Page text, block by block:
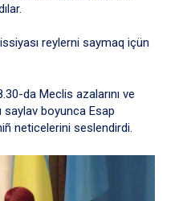
reylerni saymaq içün
da Meclis azalarını ve
saylav boyunca Esap
neticelerini seslendirdi.